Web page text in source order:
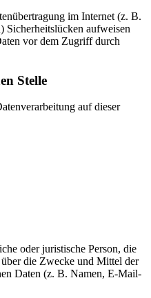
im Internet (z. B.
aufweisen
vor dem Zugriff durch
Stelle
auf dieser
oder juristische Person, die
die Zwecke und Mittel der
Daten (z. B. Namen, E-Mail-